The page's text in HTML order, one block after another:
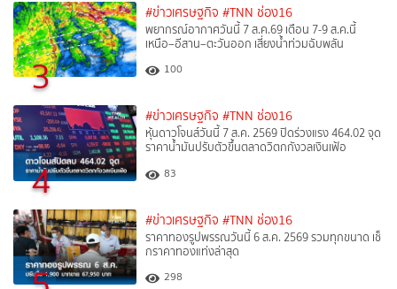
3
#ข่าวเศรษฐกิจ #TNN ช่อง16
พยากรณ์อากาศวันนี้ 7 ส.ค.69 เตือน 7-9 ส.ค.นี้
เหนือ–อีสาน–ตะวันออก เสี่ยงน้ำท่วมฉับพลัน
100
4
#ข่าวเศรษฐกิจ #TNN ช่อง16
หุ้นดาวโจนส์วันนี้ 7 ส.ค. 2569 ปิดร่วงแรง 464.02 จุด
ราคาน้ำมันปรับตัวขึ้นตลาดวิตกกังวลเงินเฟ้อ
83
#ข่าวเศรษฐกิจ #TNN ช่อง16
ราคาทองรูปพรรณวันนี้ 6 ส.ค. 2569 รวมทุกขนาด เช็
กราคาทองแท่งล่าสุด
298